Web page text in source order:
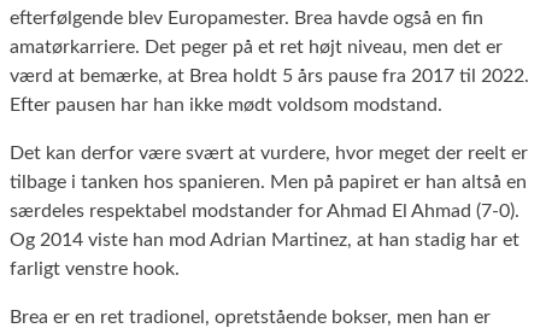
efterfølgende blev Europamester. Brea havde også en fin
amatørkarriere. Det peger på et ret højt niveau, men det er
værd at bemærke, at Brea holdt 5 års pause fra 2017 til 2022.
Efter pausen har han ikke mødt voldsom modstand.
Det kan derfor være svært at vurdere, hvor meget der reelt er
tilbage i tanken hos spanieren. Men på papiret er han altså en
særdeles respektabel modstander for Ahmad El Ahmad (7-0).
Og 2014 viste han mod Adrian Martinez, at han stadig har et
farligt venstre hook.
Brea er en ret tradionel, opretstående bokser, men han er